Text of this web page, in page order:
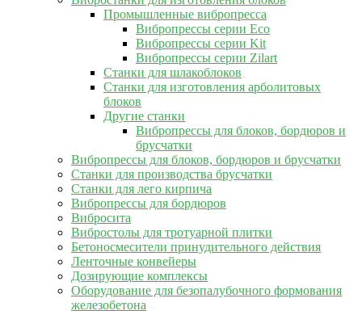
Промышленные вибропресса
Вибропрессы серии Eco
Вибропрессы серии Kit
Вибропрессы серии Zilart
Станки для шлакоблоков
Станки для изготовления арболитовых
блоков
Другие станки
Вибропрессы для блоков, бордюров и
брусчатки
Вибропрессы для блоков, бордюров и брусчатки
Станки для производства брусчатки
Станки для лего кирпича
Вибропрессы для бордюров
Вибросита
Вибростолы для тротуарной плитки
Бетоносмесители принудительного действия
Ленточные конвейеры
Дозирующие комплексы
Оборудование для безопалубочного формования
железобетона